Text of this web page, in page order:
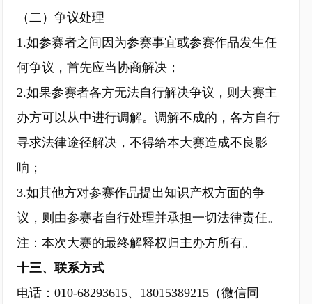
（二）争议处理
1.如参赛者之间因为参赛事宜或参赛作品发生任
何争议，首先应当协商解决；
2.如果参赛者各方无法自行解决争议，则大赛主
办方可以从中进行调解。调解不成的，各方自行
寻求法律途径解决，不得给本大赛造成不良影
响；
3.如其他方对参赛作品提出知识产权方面的争
议，则由参赛者自行处理并承担一切法律责任。
注：本次大赛的最终解释权归主办方所有。
十三、联系方式
电话：010-68293615、18015389215（微信同